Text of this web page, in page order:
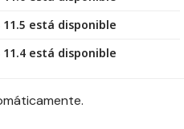
11.5 está disponible
11.4 está disponible